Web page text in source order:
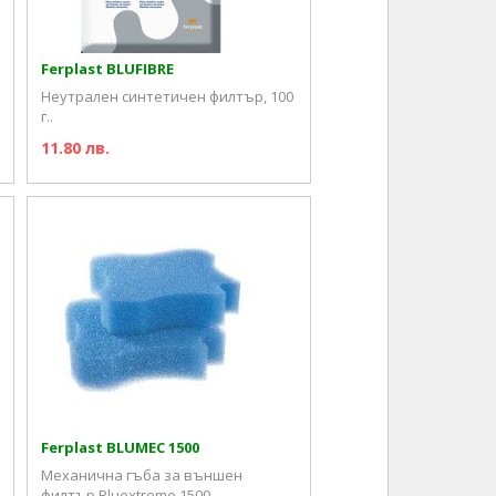
Ferplast BLUFIBRE
Неутрален синтетичен филтър, 100
г..
11.80 лв.
Ferplast BLUMEC 1500
Механична гъба за външен